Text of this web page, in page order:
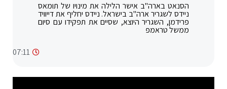
‏הסנאט בארה"ב אישר הלילה את מינויו של תומאס
ניידס לשגריר ארה"ב בישראל. ניידס יחליף את דייוויד
פרידמן, השגריר היוצא, שסיים את תפקידו עם סיום
ממשל טראמפ
07:11